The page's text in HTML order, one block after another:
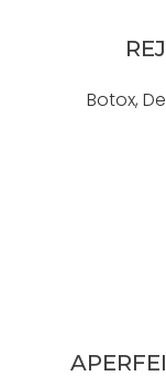
Botox,